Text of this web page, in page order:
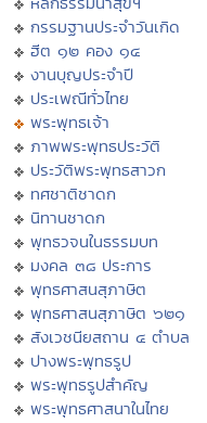
กรรมฐานประจำวันเกิด
ฮีต ๑๒ คอง ๑๔
งานบุญประจำปี
ประเพณีทั่วไทย
พระพุทธเจ้า
ภาพพระพุทธประวัติ
ประวัติพระพุทธสาวก
ทศชาติชาดก
นิทานชาดก
พุทธวจนในธรรมบท
มงคล ๓๘ ประการ
พุทธศาสนสุภาษิต
พุทธศาสนสุภาษิต ๖๒๑
สังเวชนียสถาน ๔ ตำบล
ปางพระพุทธรูป
พระพุทธรูปสำคัญ
พระพุทธศาสนาในไทย